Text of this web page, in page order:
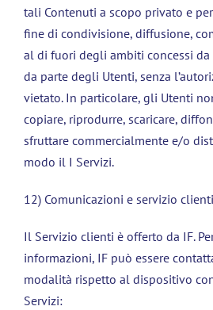
tali Contenuti a scopo privato e
fine di condivisione, diffusione,
al di fuori degli ambiti concessi da
da parte degli Utenti, senza
vietato. In particolare, gli Utenti
copiare, riprodurre, scaricare,
sfruttare commercialmente e/o
modo il I Servizi.
12) Comunicazioni e servizio
Il Servizio clienti è offerto da IF.
informazioni, IF può essere
modalità rispetto al dispositivo
Servizi: